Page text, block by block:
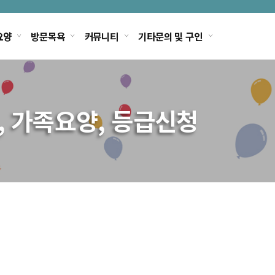
양 방문목욕 커뮤니티 기타문의 및 구인
족요양, 등급신청